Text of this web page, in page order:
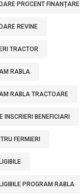
PROCENT FINANȚARE
REVINE
TRACTOR
RABLA
RABLA TRACTOARE
INSCRIERI BENEFICIARI
FERMIERI
PROGRAM RABLA